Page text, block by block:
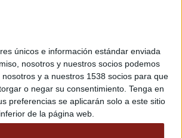
únicos e información estándar enviada
nosotros y nuestros socios podemos
y a nuestros 1538 socios para que
o negar su consentimiento. Tenga en
preferencias se aplicarán solo a este sitio
de la página web.